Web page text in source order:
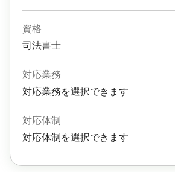
資格
司法書士
対応業務
対応業務を選択できます
対応体制
対応体制を選択できます